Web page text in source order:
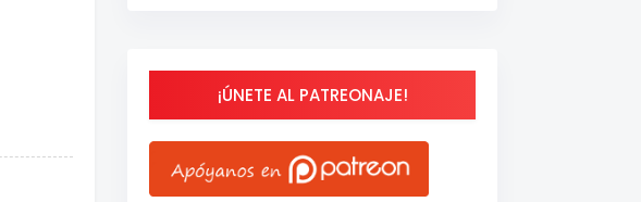
¡ÚNETE AL PATREONAJE!